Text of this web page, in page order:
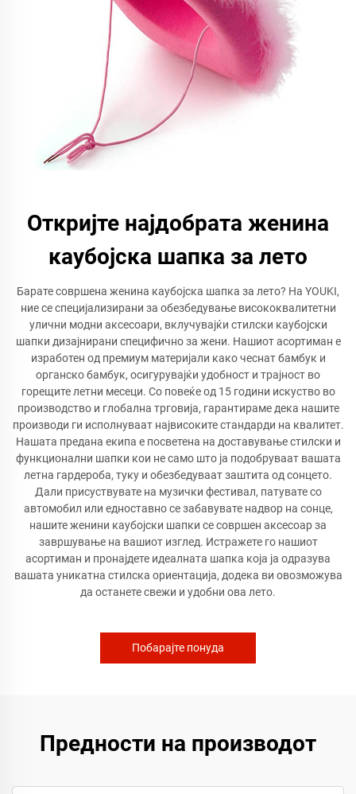
Откријте најдобрата женина
каубојска шапка за лето
Барате совршена женина каубојска шапка за лето? На YOUKI,
ние се специјализирани за обезбедување висококвалитетни
улични модни аксесоари, вклучувајќи стилски каубојски
шапки дизајнирани специфично за жени. Нашиот асортиман е
изработен од премиум материјали како чеснат бамбук и
органско бамбук, осигурувајќи удобност и трајност во
горещите летни месеци. Со повеќе од 15 години искуство во
производство и глобална трговија, гарантираме дека нашите
производи ги исполнуваат највисоките стандарди на квалитет.
Нашата предана екипа е посветена на доставување стилски и
функционални шапки кои не само што ја подобруваат вашата
летна гардероба, туку и обезбедуваат заштита од сонцето.
Дали присуствувате на музички фестивал, патувате со
автомобил или едноставно се забавувате надвор на сонце,
нашите женини каубојски шапки се совршен аксесоар за
завршување на вашиот изглед. Истражете го нашиот
асортиман и пронајдете идеалната шапка која ја одразува
вашата уникатна стилска ориентација, додека ви овозможува
да останете свежи и удобни ова лето.
Побарајте понуда
Предности на производот